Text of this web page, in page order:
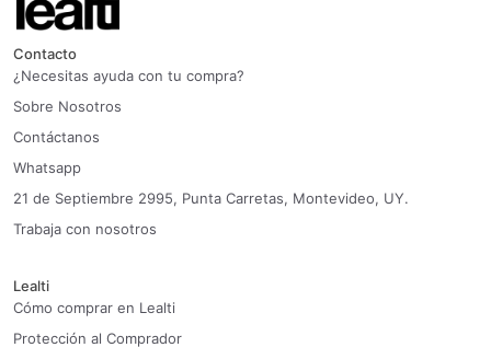
Contacto
¿Necesitas ayuda con tu compra?
Sobre Nosotros
Contáctanos
Whatsapp
21 de Septiembre 2995, Punta Carretas, Montevideo, UY.
Trabaja con nosotros
Lealti
Cómo comprar en Lealti
Protección al Comprador